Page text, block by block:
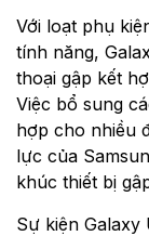
Với loạt phụ
tính năng,
thoại gập kết
Việc bổ sung
hợp cho nhiều
lực của
khúc thiết bị
Sự kiện Galaxy